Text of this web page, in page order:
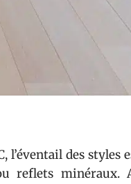
l’éventail des styles
reflets minéraux.